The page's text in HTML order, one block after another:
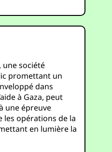
une société
promettant un
dans
à Gaza, peut
une épreuve
les opérations de la
en lumière la